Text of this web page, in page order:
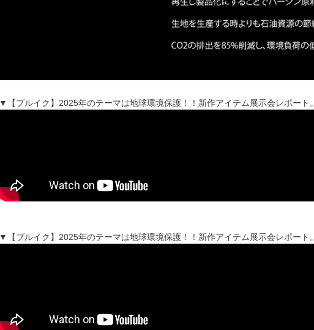
▼【ブルイク】2025年のテーマは地球環境保護！！新作アイテム展示会レポート。
▼【ブルイク】2025年のテーマは地球環境保護！！新作アイテム展示会レポート。